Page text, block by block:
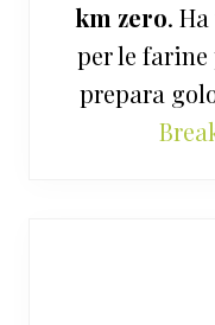
km zero.
per le
prepara